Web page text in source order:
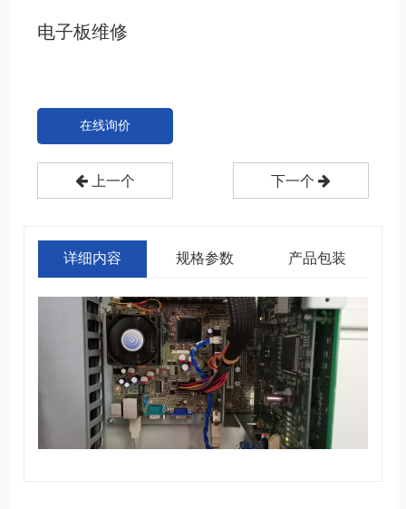
电子板维修
在线询价
上一个 下一个
详细内容 规格参数 产品包装